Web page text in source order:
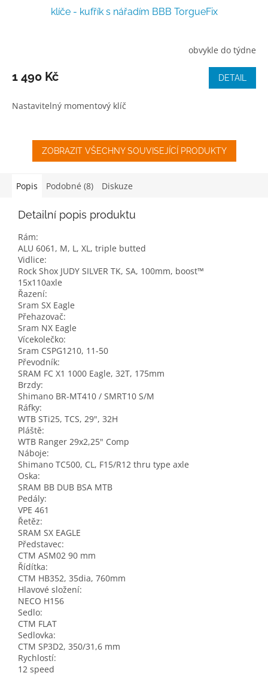
klíče - kufřík s nářadím BBB TorgueFix
obvykle do týdne
1 490 Kč DETAIL
Nastavitelný momentový klíč
ZOBRAZIT VŠECHNY SOUVISEJÍCÍ PRODUKTY
Popis Podobné (8) Diskuze
Detailní popis produktu
Rám:
ALU 6061, M, L, XL, triple butted
Vidlice:
Rock Shox JUDY SILVER TK, SA, 100mm, boost™
15x110axle
Řazení:
Sram SX Eagle
Přehazovač:
Sram NX Eagle
Vícekolečko:
Sram CSPG1210, 11-50
Převodník:
SRAM FC X1 1000 Eagle, 32T, 175mm
Brzdy:
Shimano BR-MT410 / SMRT10 S/M
Ráfky:
WTB STi25, TCS, 29", 32H
Pláště:
WTB Ranger 29x2,25" Comp
Náboje:
Shimano TC500, CL, F15/R12 thru type axle
Oska:
SRAM BB DUB BSA MTB
Pedály:
VPE 461
Řetěz:
SRAM SX EAGLE
Představec:
CTM ASM02 90 mm
Řídítka:
CTM HB352, 35dia, 760mm
Hlavové složení:
NECO H156
Sedlo:
CTM FLAT
Sedlovka:
CTM SP3D2, 350/31,6 mm
Rychlostí:
12 speed